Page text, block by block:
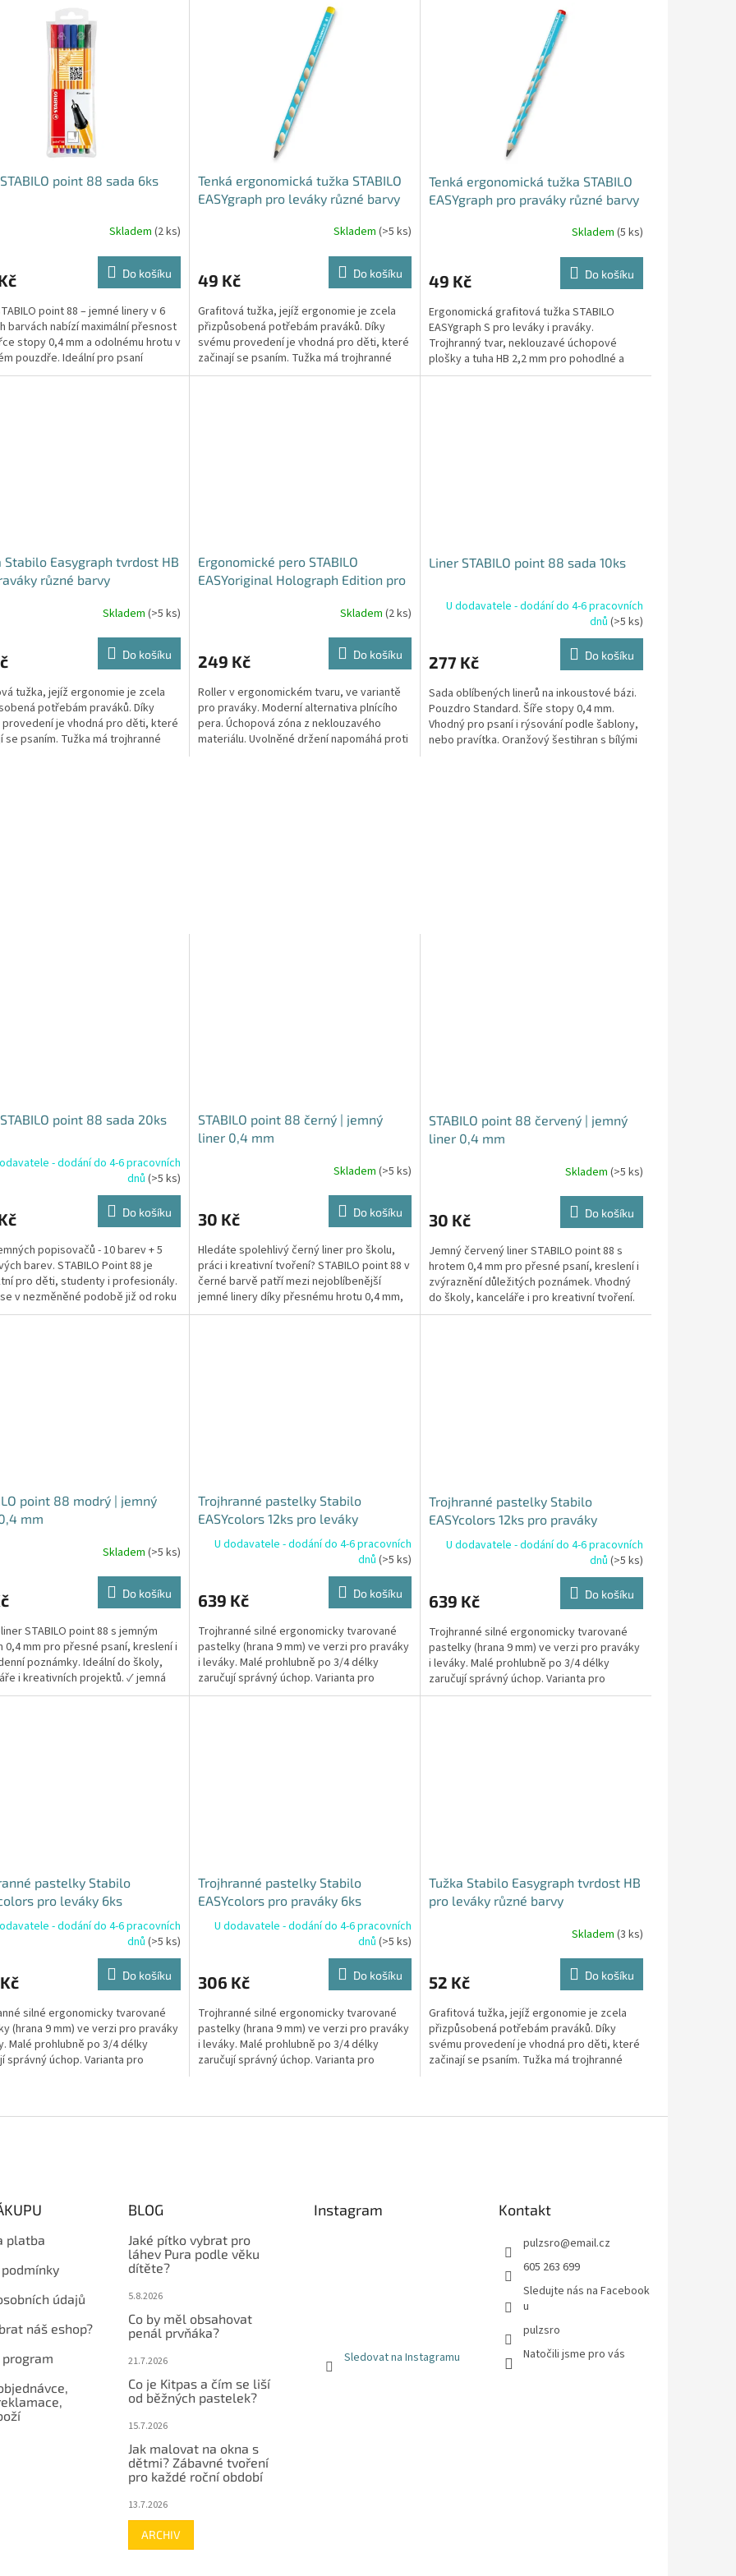
point 88 sada 6ks
Skladem (2 ks)
Do košíku
point 88 – jemné linery v 6
barvách nabízí maximální přesnost
stopy 0,4 mm a odolnému hrotu v
pouzdře. Ideální pro psaní
práci...
Tenká ergonomická tužka STABILO
EASYgraph pro leváky různé barvy
Skladem (>5 ks)
49 Kč Do košíku
Grafitová tužka, jejíž ergonomie je zcela
přizpůsobená potřebám praváků. Díky
svému provedení je vhodná pro děti, které
začinají se psaním. Tužka má trojhranné
tělo s unikátní...
Tenká ergonomická tužka STABILO
EASYgraph pro praváky různé barvy
Skladem (5 ks)
49 Kč Do košíku
Ergonomická grafitová tužka STABILO
EASYgraph S pro leváky i praváky.
Trojhranný tvar, neklouzavé úchopové
plošky a tuha HB 2,2 mm pro pohodlné a
správné psaní.
Stabilo Easygraph tvrdost HB
různé barvy
Skladem (>5 ks)
Do košíku
tužka, jejíž ergonomie je zcela
potřebám praváků. Díky
provedení je vhodná pro děti, které
se psaním. Tužka má trojhranné
Ergonomické pero STABILO
EASYoriginal Holograph Edition pro
Skladem (2 ks)
249 Kč Do košíku
Roller v ergonomickém tvaru, ve variantě
pro praváky. Moderní alternativa plnícího
pera. Úchopová zóna z neklouzavého
materiálu. Uvolněné držení napomáhá proti
Liner STABILO point 88 sada 10ks
U dodavatele - dodání do 4-6 pracovních
dnů (>5 ks)
277 Kč Do košíku
Sada oblíbených linerů na inkoustové bázi.
Pouzdro Standard. Šíře stopy 0,4 mm.
Vhodný pro psaní i rýsování podle šablony,
nebo pravítka. Oranžový šestihran s bílými
point 88 sada 20ks
- dodání do 4-6 pracovních
dnů (>5 ks)
Do košíku
popisovačů - 10 barev + 5
barev. STABILO Point 88 je
pro děti, studenty i profesionály.
v nezměněné podobě již od roku
po...
STABILO point 88 černý | jemný
liner 0,4 mm
Skladem (>5 ks)
30 Kč Do košíku
Hledáte spolehlivý černý liner pro školu,
práci i kreativní tvoření? STABILO point 88 v
černé barvě patří mezi nejoblíbenější
jemné linery díky přesnému hrotu 0,4 mm,
který...
STABILO point 88 červený | jemný
liner 0,4 mm
Skladem (>5 ks)
30 Kč Do košíku
Jemný červený liner STABILO point 88 s
hrotem 0,4 mm pro přesné psaní, kreslení i
zvýraznění důležitých poznámek. Vhodný
do školy, kanceláře i pro kreativní tvoření.
point 88 modrý | jemný
mm
Skladem (>5 ks)
Do košíku
STABILO point 88 s jemným
0,4 mm pro přesné psaní, kreslení i
poznámky. Ideální do školy,
i kreativních projektů. ✓ jemná
mm ✓...
Trojhranné pastelky Stabilo
EASYcolors 12ks pro leváky
U dodavatele - dodání do 4-6 pracovních
dnů (>5 ks)
639 Kč Do košíku
Trojhranné silné ergonomicky tvarované
pastelky (hrana 9 mm) ve verzi pro praváky
i leváky. Malé prohlubně po 3/4 délky
zaručují správný úchop. Varianta pro
praváky s červeným...
Trojhranné pastelky Stabilo
EASYcolors 12ks pro praváky
U dodavatele - dodání do 4-6 pracovních
dnů (>5 ks)
639 Kč Do košíku
Trojhranné silné ergonomicky tvarované
pastelky (hrana 9 mm) ve verzi pro praváky
i leváky. Malé prohlubně po 3/4 délky
zaručují správný úchop. Varianta pro
praváky s červeným...
pastelky Stabilo
pro leváky 6ks
- dodání do 4-6 pracovních
dnů (>5 ks)
Do košíku
silné ergonomicky tvarované
(hrana 9 mm) ve verzi pro praváky
Malé prohlubně po 3/4 délky
správný úchop. Varianta pro
Trojhranné pastelky Stabilo
EASYcolors pro praváky 6ks
U dodavatele - dodání do 4-6 pracovních
dnů (>5 ks)
306 Kč Do košíku
Trojhranné silné ergonomicky tvarované
pastelky (hrana 9 mm) ve verzi pro praváky
i leváky. Malé prohlubně po 3/4 délky
zaručují správný úchop. Varianta pro
Tužka Stabilo Easygraph tvrdost HB
pro leváky různé barvy
Skladem (3 ks)
52 Kč Do košíku
Grafitová tužka, jejíž ergonomie je zcela
přizpůsobená potřebám praváků. Díky
svému provedení je vhodná pro děti, které
začinají se psaním. Tužka má trojhranné
v
platba
údajů
náš eshop?
BLOG
Jaké pítko vybrat pro
láhev Pura podle věku
dítěte?
5.8.2026
Co by měl obsahovat
penál prvňáka?
21.7.2026
Co je Kitpas a čím se liší
od běžných pastelek?
15.7.2026
Jak malovat na okna s
dětmi? Zábavné tvoření
pro každé roční období
13.7.2026
ARCHIV
Instagram
Sledovat na Instagramu
Kontakt
pulzsro@email.cz
605 263 699
Sledujte nás na Facebook
u
pulzsro
Natočili jsme pro vás